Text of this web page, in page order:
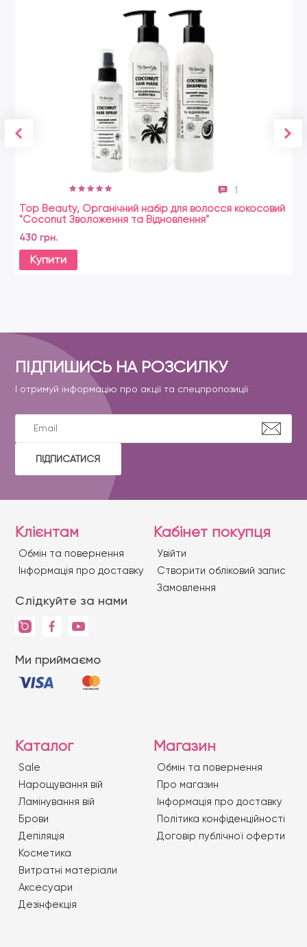
1
Top Beauty, Органічний набір для волосся кокосовий
"Coconut Зволоження та Відновлення"
430 грн.
Купити
ПІДПИШИСЬ НА РОЗСИЛКУ
І отримуй інформацію про акції та спецпропозиції
ПІДПИСАТИСЯ
Клієнтам
Обмін та повернення
Iнформація про доставку
Слідкуйте за нами
Ми приймаємо
Кабінет покупця
Увійти
Створити обліковий запис
Замовлення
Каталог
Sale
Нарощування вій
Ламінування вій
Брови
Депіляція
Косметика
Витратні матеріали
Аксесуари
Дезінфекція
Магазин
Обмін та повернення
Про магазин
Iнформація про доставку
Політика конфіденційності
Договір публічної оферти